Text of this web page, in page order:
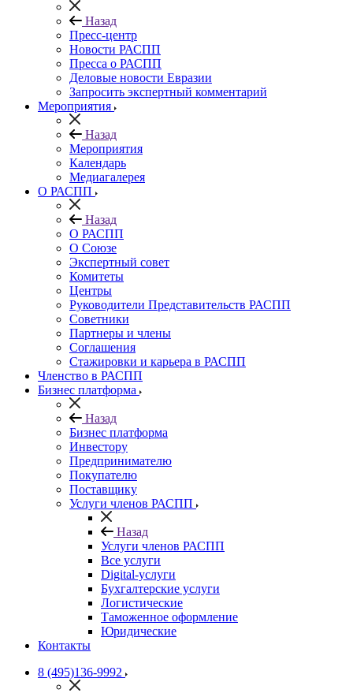
Назад
Пресс-центр
Новости РАСПП
Пресса о РАСПП
Деловые новости Евразии
Запросить экспертный комментарий
Мероприятия
Назад
Мероприятия
Календарь
Медиагалерея
О РАСПП
Назад
О РАСПП
О Союзе
Экспертный совет
Комитеты
Центры
Руководители Представительств РАСПП
Советники
Партнеры и члены
Соглашения
Стажировки и карьера в РАСПП
Членство в РАСПП
Бизнес платформа
Назад
Бизнес платформа
Инвестору
Предпринимателю
Покупателю
Поставщику
Услуги членов РАСПП
Назад
Услуги членов РАСПП
Все услуги
Digital-услуги
Бухгалтерские услуги
Логистические
Таможенное оформление
Юридические
Контакты
8 (495)136-9992